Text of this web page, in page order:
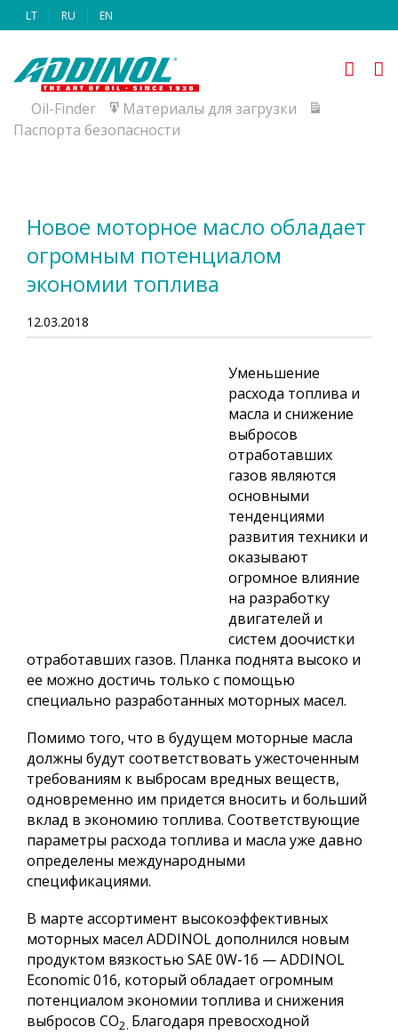
Skip
to
LT RU EN
Oil-Finder
Материалы для загрузки
Паспорта безопасности
Новое моторное масло обладает
огромным потенциалом
экономии топлива
12.03.2018
Уменьшение
расхода топлива и
масла и снижение
выбросов
отработавших
газов являются
основными
тенденциями
развития техники и
оказывают
огромное влияние
на разработку
двигателей и
систем доочистки
отработавших газов. Планка поднята высоко и
ее можно достичь только с помощью
специально разработанных моторных масел.
Помимо того, что в будущем моторные масла
должны будут соответствовать ужесточенным
требованиям к выбросам вредных веществ,
одновременно им придется вносить и больший
вклад в экономию топлива. Соответствующие
параметры расхода топлива и масла уже давно
определены международными
спецификациями.
В марте ассортимент высокоэффективных
моторных масел ADDINOL дополнился новым
продуктом вязкостью SAE 0W-16 — ADDINOL
Economic 016, который обладает огромным
потенциалом экономии топлива и снижения
выбросов CO2. Благодаря превосходной